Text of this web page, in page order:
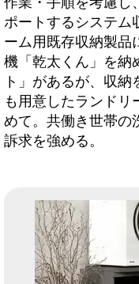
ポートするシステム
ーム用既存収納製品
機「乾太くん」を納
ト」があるが、収
も用意したランドリ
めて。共働き世帯の
訴求を強める。